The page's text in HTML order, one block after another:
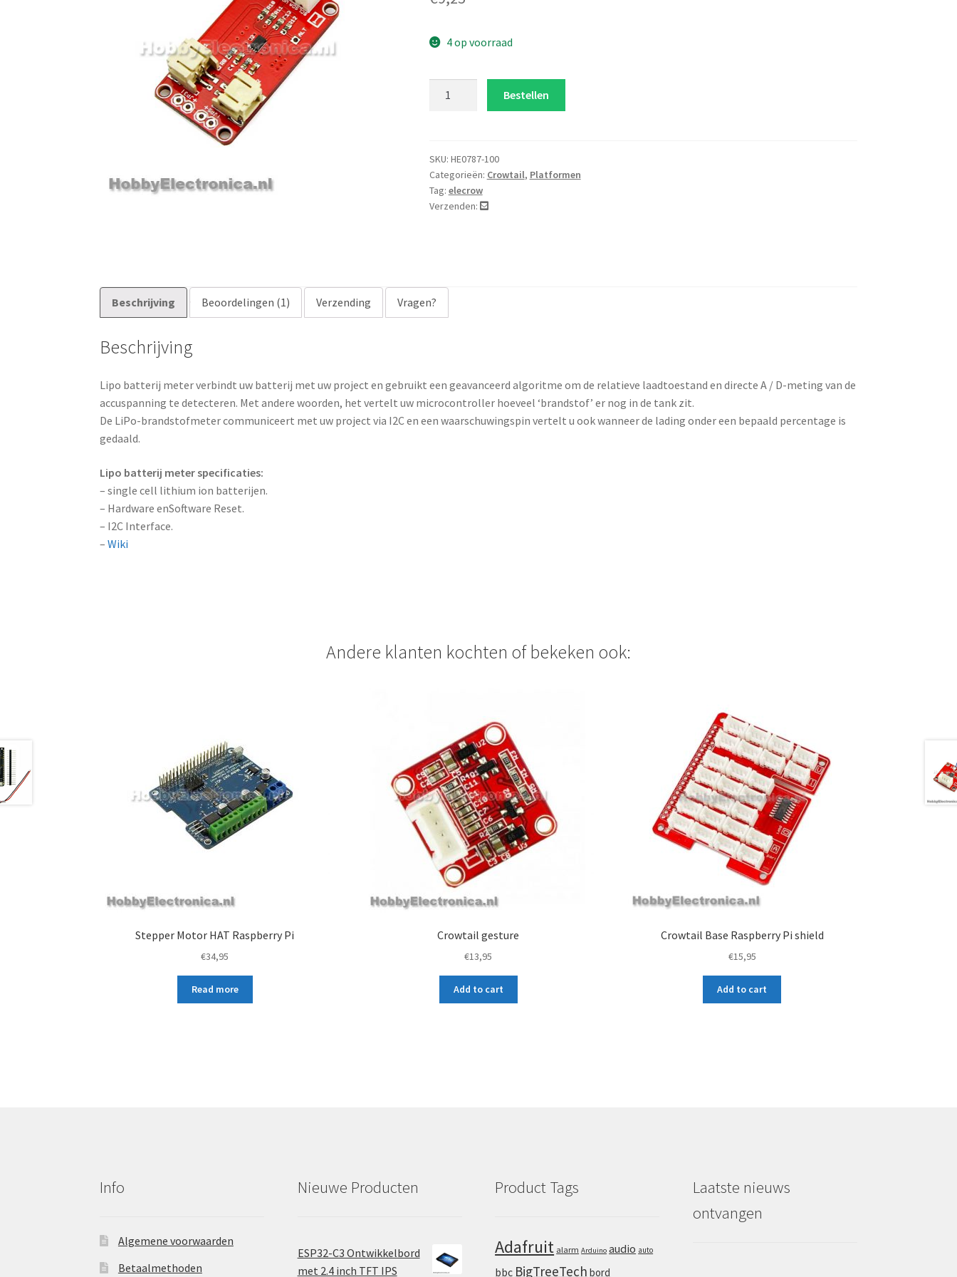
op 5
d op
waarder
ing
4 op voorraad
Bestellen
SKU: HE0787-100
Categorieën: Crowtail, Platformen
Tag: elecrow
Verzenden:
Beschrijving Beoordelingen (1) Verzending Vragen?
Beschrijving
Lipo batterij meter verbindt uw batterij met uw project en gebruikt een geavanceerd algoritme om de relatieve laadtoestand en directe A / D-meting van de
accuspanning te detecteren. Met andere woorden, het vertelt uw microcontroller hoeveel ‘brandstof’ er nog in de tank zit.
De LiPo-brandstofmeter communiceert met uw project via I2C en een waarschuwingspin vertelt u ook wanneer de lading onder een bepaald percentage is
gedaald.
Lipo batterij meter specificaties:
– single cell lithium ion batterijen.
– Hardware enSoftware Reset.
– I2C Interface.
–Wiki
Andere klanten kochten of bekeken ook:
Stepper Motor HAT Raspberry Pi
€34,95
Read more
Crowtail gesture
€13,95
Add to cart
Crowtail Base Raspberry Pi shield
€15,95
Add to cart
Info
Algemene voorwaarden
Betaalmethoden
Nieuwe Producten
ESP32-C3 Ontwikkelbord
met 2.4 inch TFT IPS
Product Tags
Adafruit alarm Arduino audio auto
bbc BigTreeTech bord
Laatste nieuws
ontvangen